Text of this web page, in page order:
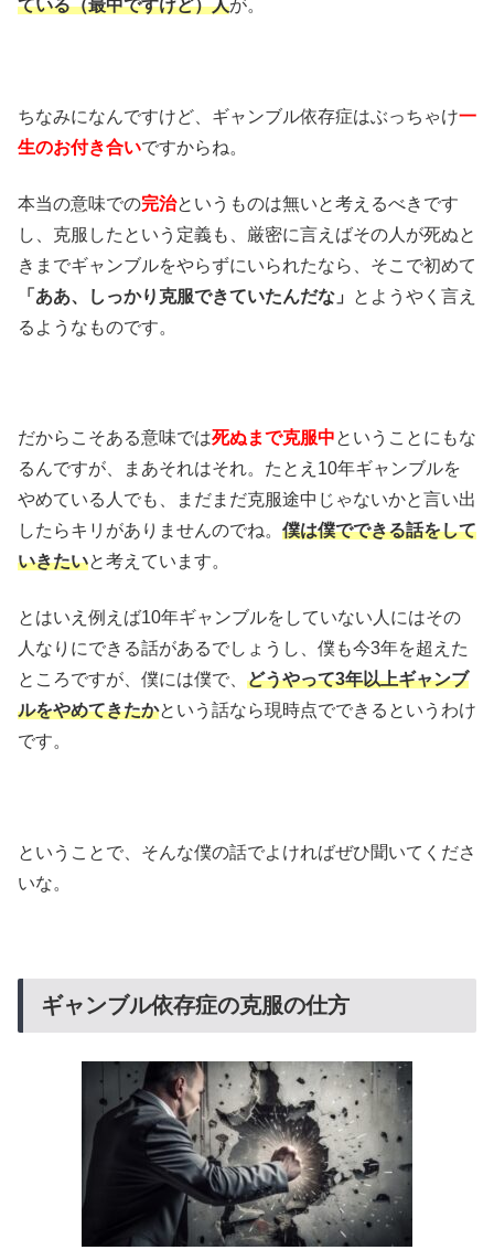
ている（最中ですけど）人が。
ちなみになんですけど、ギャンブル依存症はぶっちゃけ一
生のお付き合いですからね。
本当の意味での完治というものは無いと考えるべきです
し、克服したという定義も、厳密に言えばその人が死ぬと
きまでギャンブルをやらずにいられたなら、そこで初めて
「ああ、しっかり克服できていたんだな」
とようやく言え
るようなものです。
だからこそある意味では死ぬまで克服中ということにもな
るんですが、まあそれはそれ。たとえ10年ギャンブルを
やめている人でも、まだまだ克服途中じゃないかと言い出
したらキリがありませんのでね。 僕は僕でできる話をして
いきたいと考えています。
とはいえ例えば10年ギャンブルをしていない人にはその
人なりにできる話があるでしょうし、僕も今3年を超えた
ところですが、僕には僕で、 どうやって3年以上ギャンブ
ルをやめてきたかという話なら現時点でできるというわけ
です。
ということで、そんな僕の話でよければぜひ聞いてくださ
いな。
ギャンブル依存症の克服の仕方